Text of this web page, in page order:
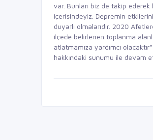
var. Bunları biz de takip ederek
içerisindeyiz. Depremin
duyarlı olmalarıdır. 2020
ilçede belirlenen toplanma
atlatmamıza yardımcı
hakkındaki sunumu ile devam